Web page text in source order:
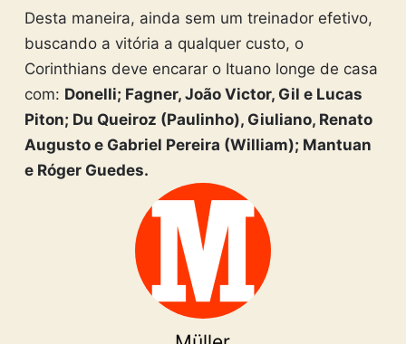
Desta maneira, ainda sem um treinador efetivo,
buscando a vitória a qualquer custo, o
Corinthians deve encarar o Ituano longe de casa
com: Donelli; Fagner, João Victor, Gil e Lucas
Piton; Du Queiroz (Paulinho), Giuliano, Renato
Augusto e Gabriel Pereira (William); Mantuan
e Róger Guedes.